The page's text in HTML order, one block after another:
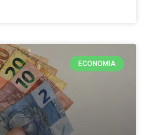
ECONOMIA